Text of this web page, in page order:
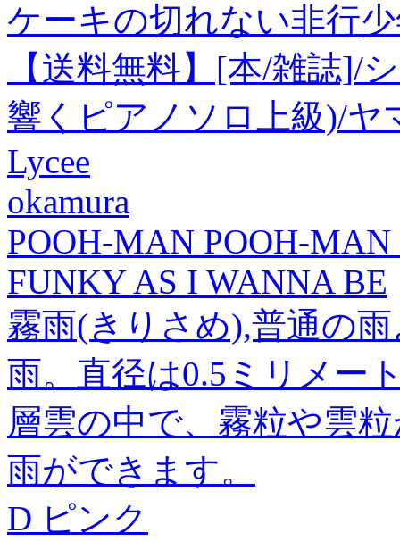
ケーキの切れない非行
【送料無料】[本/雑誌]/
響くピアノソロ上級)/
Lycee
okamura
POOH-MAN POOH-
FUNKY AS I WANNA BE
霧雨(きりさめ),普通の
雨。直径は0.5ミリメー
層雲の中で、霧粒や雲
雨ができます。
D ピンク